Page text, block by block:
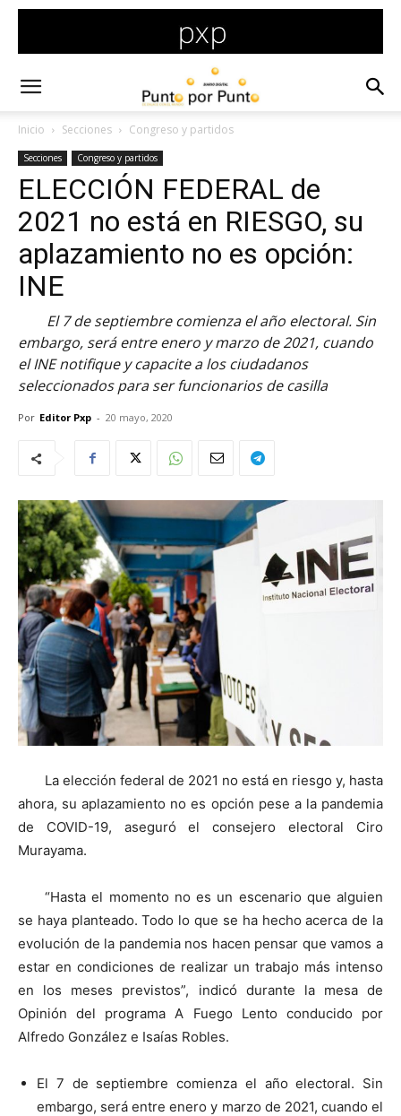
Inicio Secciones Congreso y partidos
Secciones Congreso y partidos
ELECCIÓN FEDERAL de
2021 no está en RIESGO, su
aplazamiento no es opción:
INE
El 7 de septiembre comienza el año electoral. Sin
embargo, será entre enero y marzo de 2021, cuando
el INE notifique y capacite a los ciudadanos
seleccionados para ser funcionarios de casilla
Por Editor Pxp - 20 mayo, 2020
La elección federal de 2021 no está en riesgo y, hasta
ahora, su aplazamiento no es opción pese a la pandemia
de COVID-19, aseguró el consejero electoral Ciro
Murayama.
“Hasta el momento no es un escenario que alguien
se haya planteado. Todo lo que se ha hecho acerca de la
evolución de la pandemia nos hacen pensar que vamos a
estar en condiciones de realizar un trabajo más intenso
en los meses previstos”, indicó durante la mesa de
Opinión del programa A Fuego Lento conducido por
Alfredo González e Isaías Robles.
El 7 de septiembre comienza el año electoral. Sin
embargo, será entre enero y marzo de 2021, cuando el